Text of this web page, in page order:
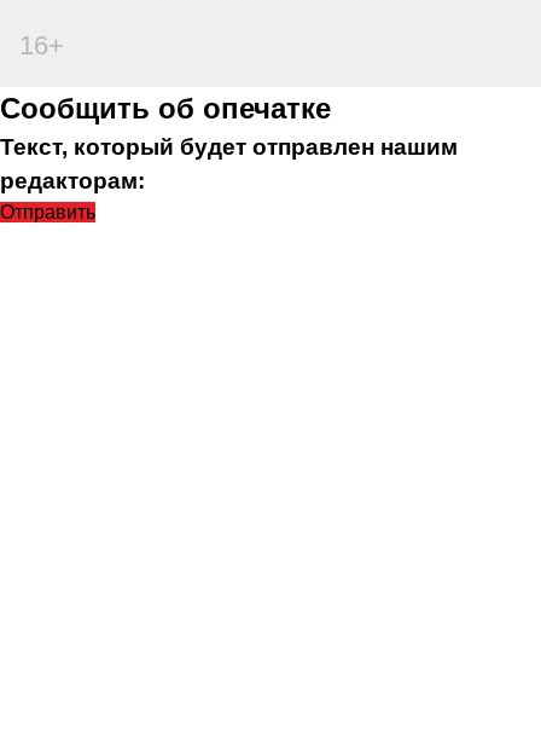
16+
Сообщить об опечатке
Текст, который будет отправлен нашим
редакторам:
Отправить